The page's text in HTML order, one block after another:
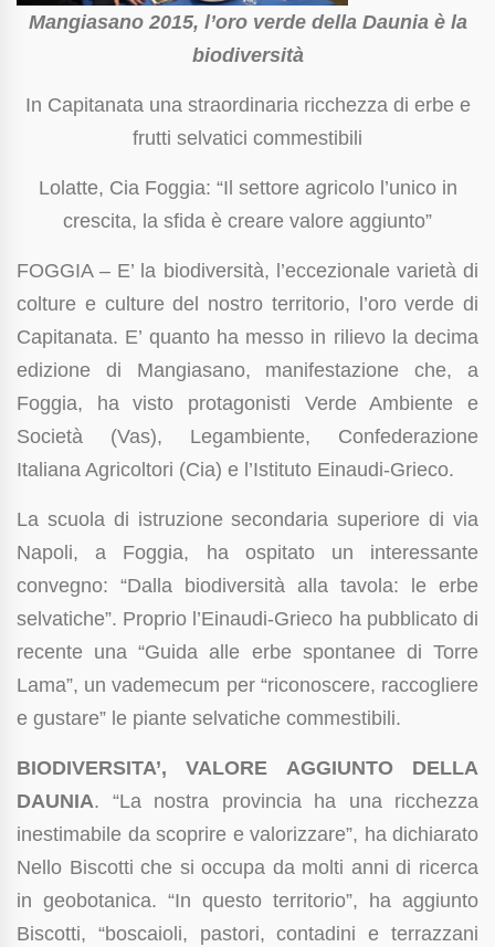
Mangiasano 2015, l’oro verde della Daunia è la
biodiversità
In Capitanata una straordinaria ricchezza di erbe e
frutti selvatici commestibili
Lolatte, Cia Foggia: “Il settore agricolo l’unico in
crescita, la sfida è creare valore aggiunto”
FOGGIA – E’ la biodiversità, l’eccezionale varietà di
colture e culture del nostro territorio, l’oro verde di
Capitanata. E’ quanto ha messo in rilievo la decima
edizione di Mangiasano, manifestazione che, a
Foggia, ha visto protagonisti Verde Ambiente e
Società (Vas), Legambiente, Confederazione
Italiana Agricoltori (Cia) e l’Istituto Einaudi-Grieco.
La scuola di istruzione secondaria superiore di via
Napoli, a Foggia, ha ospitato un interessante
convegno: “Dalla biodiversità alla tavola: le erbe
selvatiche”. Proprio l’Einaudi-Grieco ha pubblicato di
recente una “Guida alle erbe spontanee di Torre
Lama”, un vademecum per “riconoscere, raccogliere
e gustare” le piante selvatiche commestibili.
BIODIVERSITA’, VALORE AGGIUNTO DELLA
DAUNIA. “La nostra provincia ha una ricchezza
inestimabile da scoprire e valorizzare”, ha dichiarato
Nello Biscotti che si occupa da molti anni di ricerca
in geobotanica. “In questo territorio”, ha aggiunto
Biscotti, “boscaioli, pastori, contadini e terrazzani